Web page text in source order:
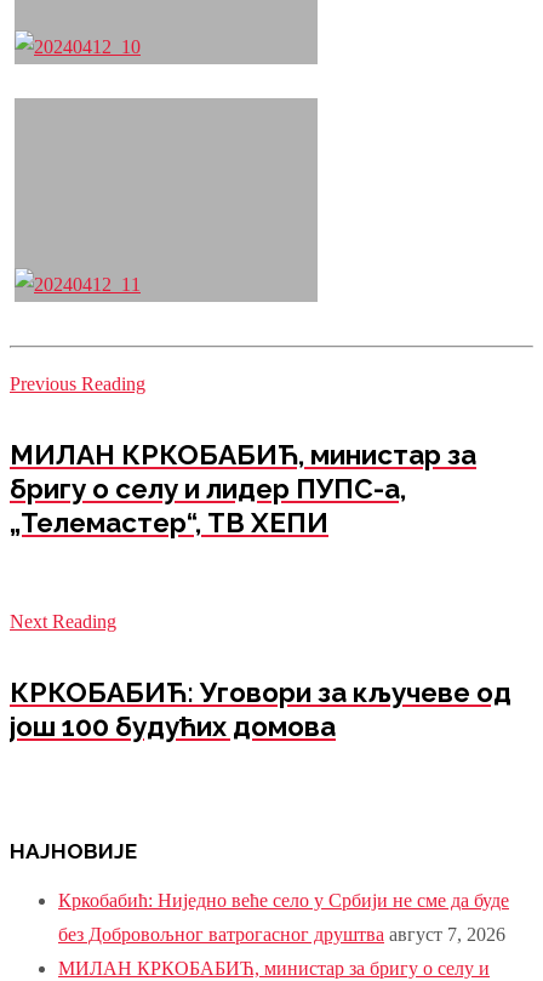
Previous Reading
МИЛАН КРКОБАБИЋ, министар за
бригу о селу и лидер ПУПС-а,
„Телемастер“, ТВ ХЕПИ
Next Reading
КРКОБАБИЋ: Уговори за кључеве од
још 100 будућих домова
НАЈНОВИЈЕ
Кркобабић: Ниједно веће село у Србији не сме да буде
без Добровољног ватрогасног друштва август 7, 2026
МИЛАН КРКОБАБИЋ, министар за бригу о селу и